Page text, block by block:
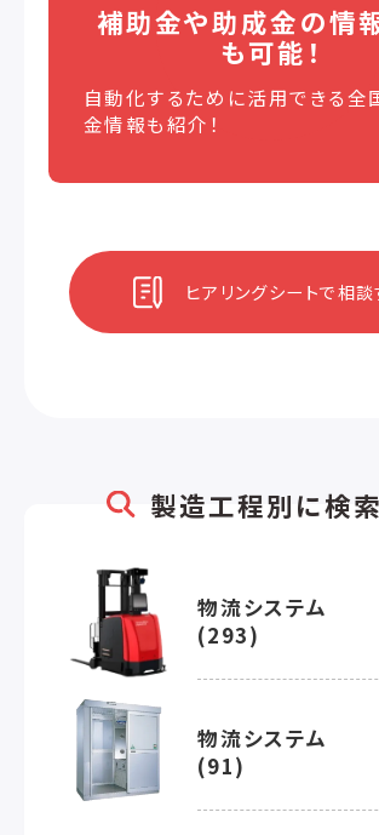
補助金や助成金の情
も可能！
自動化するために活用できる全
金情報も紹介！
ヒアリングシートで相談
製造工程別に検
物流システム
(293)
物流システム
(91)